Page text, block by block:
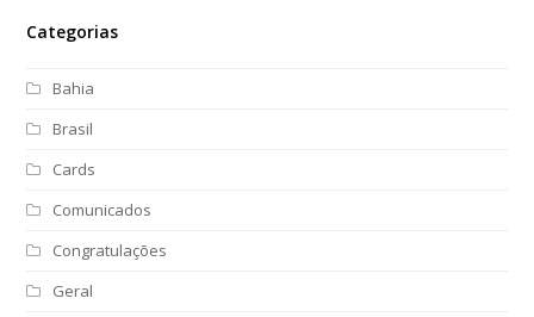
Categorias
Bahia
Brasil
Cards
Comunicados
Congratulações
Geral